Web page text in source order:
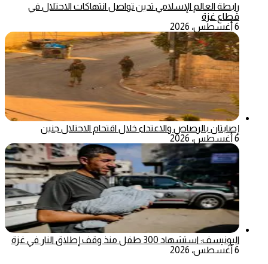
رابطة العالم الإسلامي تدين تواصل انتهاكات الاحتلال في
قطاع غزة
6 أغسطس، 2026
إصابتان بالرصاص والاعتداء خلال اقتحام الاحتلال جنين
6 أغسطس، 2026
اليونيسف: استشهاد 300 طفل منذ وقف إطلاق النار في غزة
6 أغسطس، 2026